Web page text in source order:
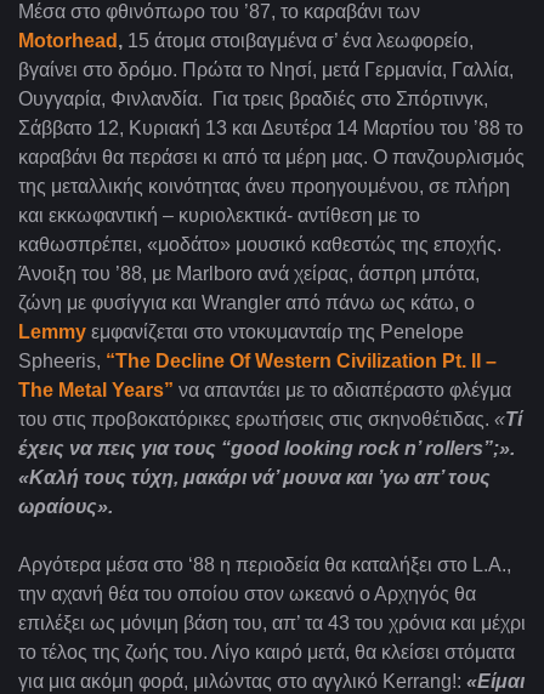
Μέσα στο φθινόπωρο του ’87, το καραβάνι των
Motorhead , 15 άτομα στοιβαγμένα σ’ ένα λεωφορείο,
βγαίνει στο δρόμο. Πρώτα το Νησί, μετά Γερμανία, Γαλλία,
Ουγγαρία, Φινλανδία. Για τρεις βραδιές στο Σπόρτινγκ,
Σάββατο 12, Κυριακή 13 και Δευτέρα 14 Μαρτίου του ’88 το
καραβάνι θα περάσει κι από τα μέρη μας. Ο πανζουρλισμός
της μεταλλικής κοινότητας άνευ προηγουμένου, σε πλήρη
και εκκωφαντική – κυριολεκτικά- αντίθεση με το
καθωσπρέπει, «μοδάτο» μουσικό καθεστώς της εποχής.
Άνοιξη του ’88, με Marlboro ανά χείρας, άσπρη μπότα,
ζώνη με φυσίγγια και Wrangler από πάνω ως κάτω, ο
Lemmy εμφανίζεται στο ντοκυμανταίρ της Penelope
Spheeris, “The Decline Of Western Civilization Pt. II –
The Metal Years” να απαντάει με το αδιαπέραστο φλέγμα
του στις προβοκατόρικες ερωτήσεις στις σκηνοθέτιδας. «Τί
έχεις να πεις για τους “good looking rock n’rollers”;».
«Καλή τους τύχη, μακάρι νά’ μουνα και ’γω απ’ τους
ωραίους».
Αργότερα μέσα στο ‘88 η περιοδεία θα καταλήξει στο L.A.,
την αχανή θέα του οποίου στον ωκεανό ο Αρχηγός θα
επιλέξει ως μόνιμη βάση του, απ’ τα 43 του χρόνια και μέχρι
το τέλος της ζωής του. Λίγο καιρό μετά, θα κλείσει στόματα
για μια ακόμη φορά, μιλώντας στο αγγλικό Kerrang!: «Είμαι